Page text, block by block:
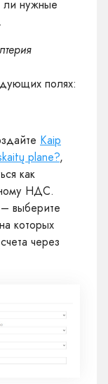
ли нужные
полях:
Kaip
plane?,
как
НДС.
– выберите
которых
через